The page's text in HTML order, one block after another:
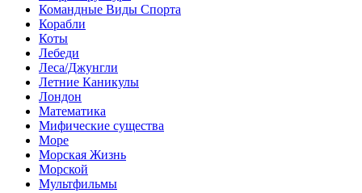
Командные Виды Спорта
Корабли
Коты
Лебеди
Леса/Джунгли
Летние Каникулы
Лондон
Математика
Мифические существа
Море
Морская Жизнь
Морской
Мультфильмы